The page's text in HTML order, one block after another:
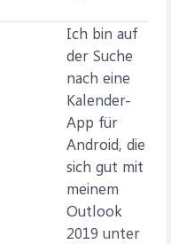
Ich bin auf
der Suche
nach eine
Kalender-
App für
Android, die
sich gut mit
meinem
Outlook
2019 unter